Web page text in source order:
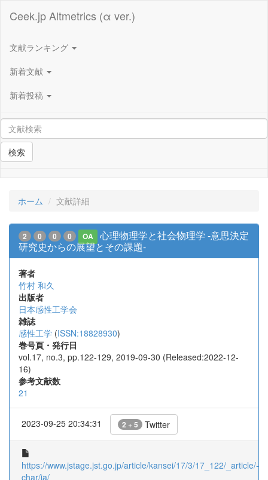
Ceek.jp Altmetrics (α ver.)
文献ランキング
新着文献
新着投稿
検索
ホーム 文献詳細
2 0 0 0 OA
心理物理学と社会物理学 -意思決定
研究史からの展望とその課題-
著者
竹村 和久
出版者
日本感性工学会
雑誌
感性工学 (ISSN:18828930)
巻号頁・発行日
vol.17, no.3, pp.122-129, 2019-09-30 (Released:2022-12-
16)
参考文献数
21
2023-09-25 20:34:31 2 + 5 Twitter
https://www.jstage.jst.go.jp/article/kansei/17/3/17_122/_article/-
char/ja/